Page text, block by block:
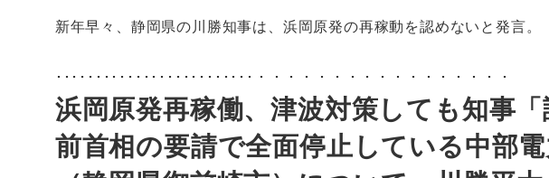
新年早々、静岡県の川勝知事は、浜岡原発の再稼動を認めないと発言。
･････････････････････････・・・・・・・・・・・・・・・・・
浜岡原発再稼働、津波対策しても知事
前首相の要請で全面停止している中部